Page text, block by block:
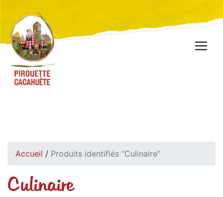
Accueil / Produits identifiés “Culinaire”
Culinaire